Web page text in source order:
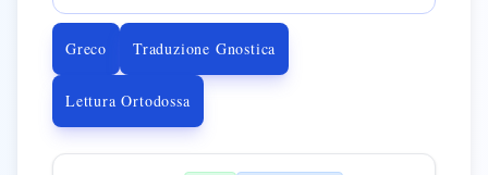
Greco Traduzione Gnostica
Lettura Ortodossa